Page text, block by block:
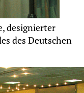
designierter
des Deutschen